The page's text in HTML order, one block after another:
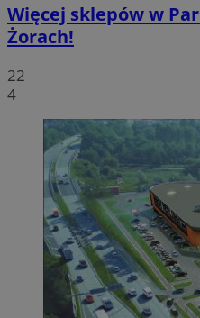
Więcej sklepów w
Żorach!
22
4